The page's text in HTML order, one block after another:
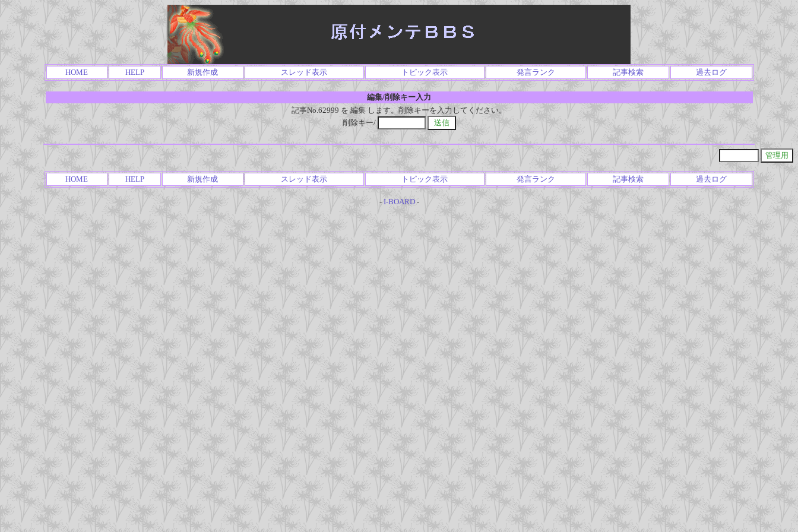
HOME HELP 新規作成 スレッド表示 トピック表示 発言ランク 記事検索 過去ログ
編集/削除キー入力
記事No.62999 を 編集 します。削除キーを入力してください。
削除キー/
HOME HELP 新規作成 スレッド表示 トピック表示 発言ランク 記事検索 過去ログ
- I-BOARD-